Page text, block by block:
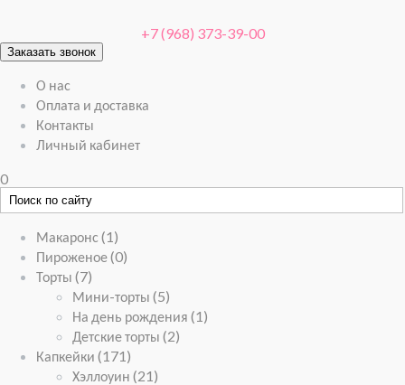
+7 (968) 373-39-00
Заказать звонок
О нас
Оплата и доставка
Контакты
Личный кабинет
0
Макаронс(1)
Пироженое(0)
Торты (7)
Мини-торты (5)
На день рождения (1)
Детские торты (2)
Капкейки (171)
Хэллоуин (21)